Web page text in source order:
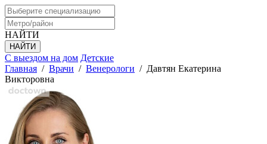
НАЙТИ
С выездом на дом Детские
Главная / Врачи / Венерологи / Давтян Екатерина
Викторовна